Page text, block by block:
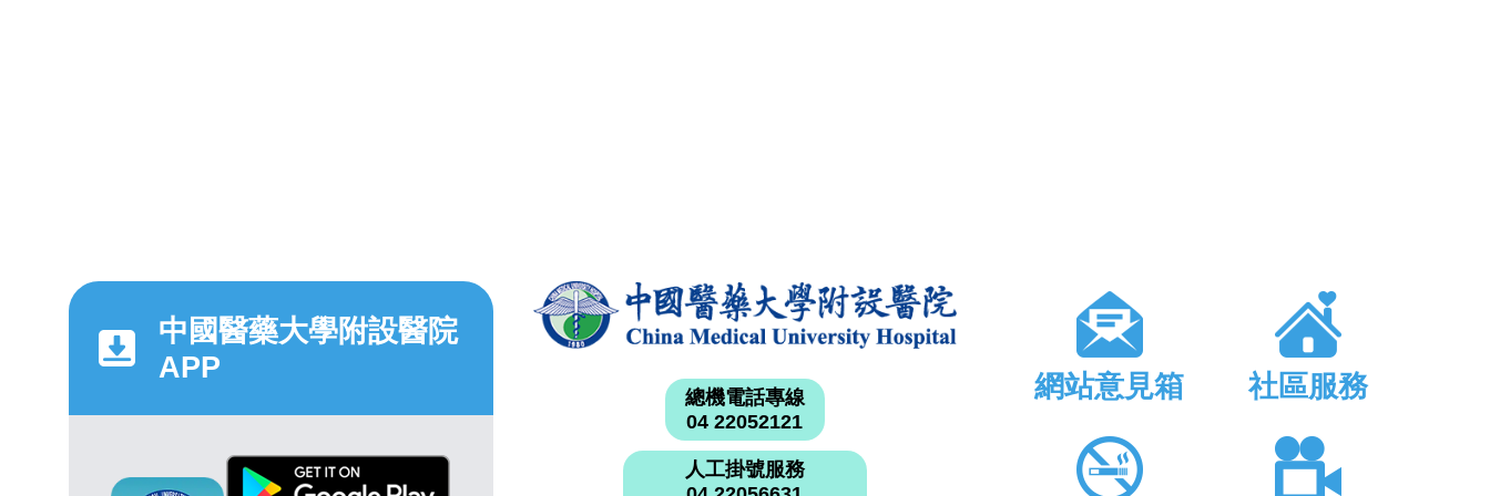
中國醫藥大學附設醫院
APP
總機電話專線
04 22052121
人工掛號服務
網站意見箱 社區服務